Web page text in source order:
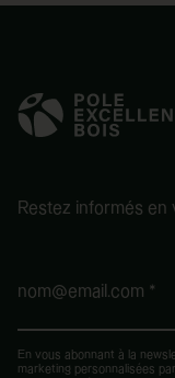
Restez informés
nom@email.com *
En vous abonnant à la
marketing personnalisées